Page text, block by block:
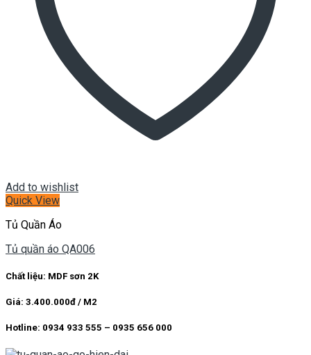
Add to wishlist
Quick View
Tủ Quần Áo
Tủ quần áo QA006
Chất liệu: MDF sơn 2K
Giá: 3.400.000đ / M2
Hotline: 0934 933 555 – 0935 656 000